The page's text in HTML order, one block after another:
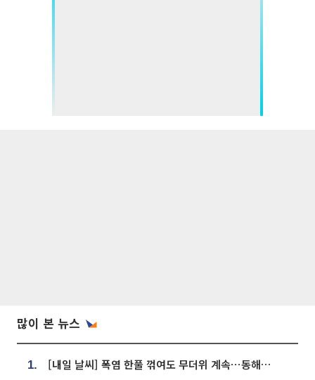
많이 본 뉴스
1. [내일 날씨] 폭염 한풀 꺾여도 무더위 계속⋯동해안 이틀 연속 비